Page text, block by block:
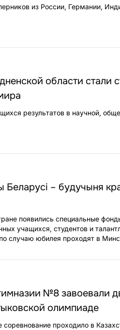
из России, Германии,
области стали
результатов в научной,
Беларусі – будучыня
появились специальные
учащихся, студентов и
случаю юбилея проходят в
№8 завоевали
олимпиаде
соревнование проходило в